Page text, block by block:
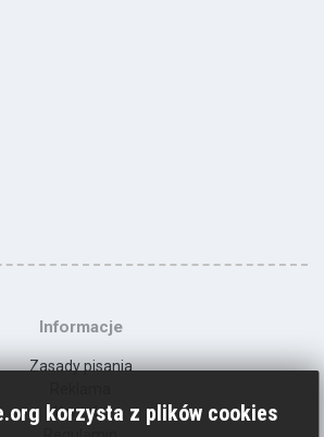
Informacje
Zasady pisania
Kontakt
korzysta z plików cookies